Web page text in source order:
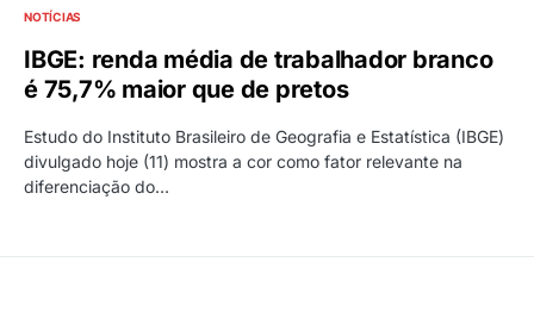
NOTÍCIAS
IBGE: renda média de trabalhador branco
é 75,7% maior que de pretos
Estudo do Instituto Brasileiro de Geografia e Estatística (IBGE)
divulgado hoje (11) mostra a cor como fator relevante na
diferenciação do…